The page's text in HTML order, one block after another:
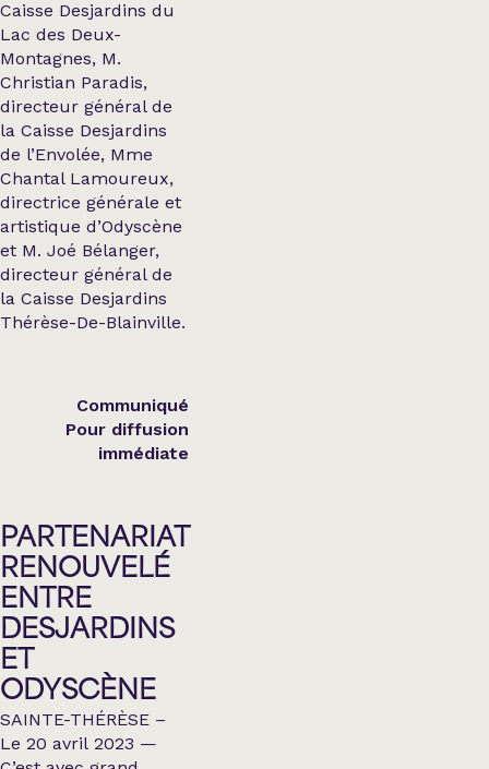
Caisse Desjardins du
Lac des Deux-
Montagnes, M.
Christian Paradis,
directeur général de
la Caisse Desjardins
de l’Envolée, Mme
Chantal Lamoureux,
directrice générale et
artistique d’Odyscène
et M. Joé Bélanger,
directeur général de
la Caisse Desjardins
Thérèse-De-Blainville.
Communiqué
Pour diffusion
immédiate
PARTENARIAT
RENOUVELÉ
ENTRE
DESJARDINS
ET
ODYSCÈNE
SAINTE-THÉRÈSE –
Le 20 avril 2023 —